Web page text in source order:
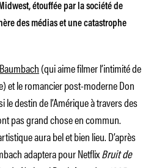
étouffée par la société de
des médias et une catastrophe
(qui aime filmer l’intimité de
et le romancier post-moderne Don
le destin de l’Amérique à travers des
pas grand chose en commun.
aura bel et bien lieu. D’après
adaptera pour NetflixBruit de